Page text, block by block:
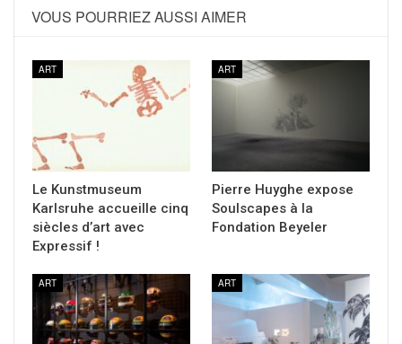
VOUS POURRIEZ AUSSI AIMER
ART
Le Kunstmuseum
Karlsruhe accueille cinq
siècles d’art avec
Expressif !
ART
Pierre Huyghe expose
Soulscapes à la
Fondation Beyeler
ART ART